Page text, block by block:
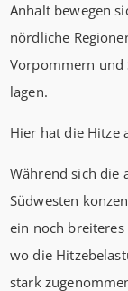
Anhalt bewegen
nördliche
Vorpommern und
lagen.
Hier hat die Hitze
Während sich die
Südwesten
ein noch
wo die
stark